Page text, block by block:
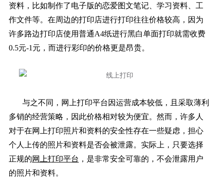
资料，比如制作了电子版的恋爱图文笔记、学习资料、工
作文件等。在周边的打印店进行打印往往价格较高，因为
许多路边打印店使用普通A4纸进行黑白单面打印就需收费
0.5元-1元，而进行彩印的价格更是昂贵。
与之不同，网上打印平台因运营成本较低，且采取薄利
多销的经营策略，因此价格相对较为便宜。然而，许多人
对于在网上打印照片和资料的安全性存在一些疑虑，担心
个人上传的照片和资料是否会被泄露。实际上，只要选择
正规的网上打印平台 ，是非常安全可靠的，不会泄露用户
的照片和资料。